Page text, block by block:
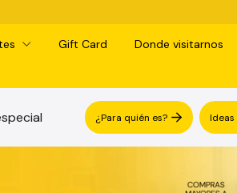
Gift Card
Donde visitarnos
¿Para quién es?